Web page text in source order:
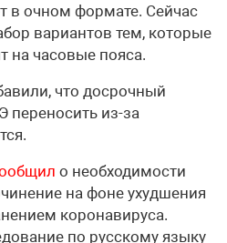
в очном формате. Сейчас
вариантов тем, которые
на часовые пояса.
что досрочный
переносить из-за
о необходимости
на фоне ухудшения
коронавируса.
по русскому языку